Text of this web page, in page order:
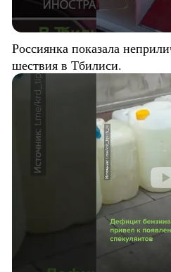
Россиянка показала
шествия в Тбилиси.